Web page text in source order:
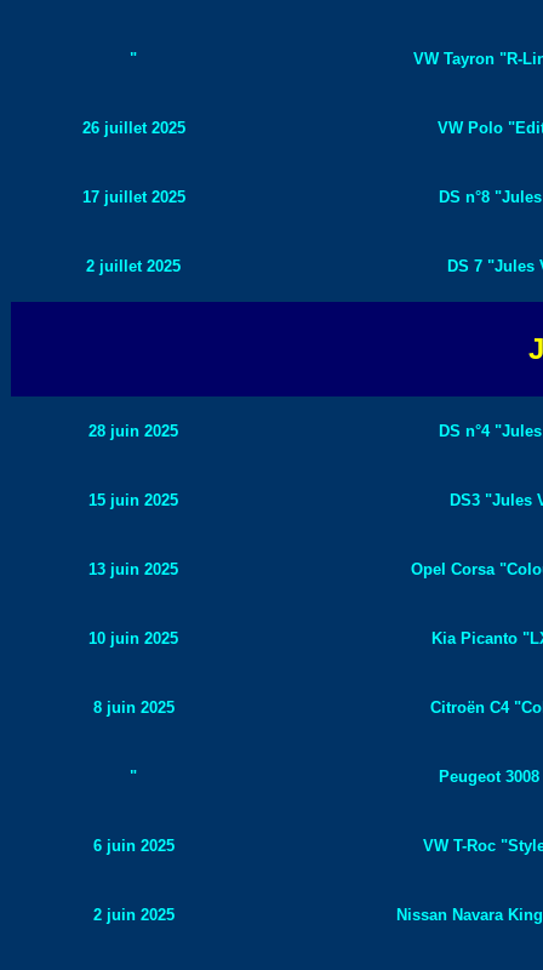
" VW Tayron "R-
26 juillet 2025 VW Polo
17 juillet 2025 DS n°8
2 juillet 2025 DS 7 "Jules
28 juin 2025 DS n°4
15 juin 2025 DS3 "Jules
13 juin 2025 Opel Corsa
10 juin 2025 Kia Picanto
8 juin 2025 Citroën C4
" Peugeot
6 juin 2025 VW T-Roc
2 juin 2025 Nissan Navara